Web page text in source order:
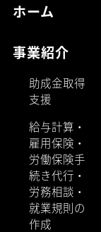
ホーム
事業紹介
助成金取得
支援
給与計算・
雇用保険・
労働保険手
続き代行・
労務相談・
就業規則の
作成